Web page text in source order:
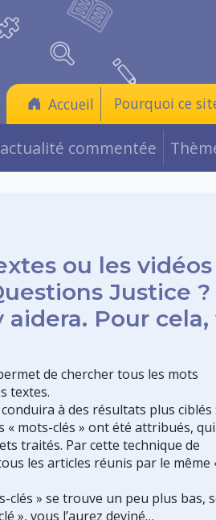
Accueil Pourquoi ce
commentée
ou les
Justice
Pour
de chercher tous les mots
textes.
à des résultats plus
« mots-clés » ont été attribués, qui
traités. Par cette technique de
les articles réunis par le même
clés » se trouve un peu plus bas,
», vous l’aurez deviné…